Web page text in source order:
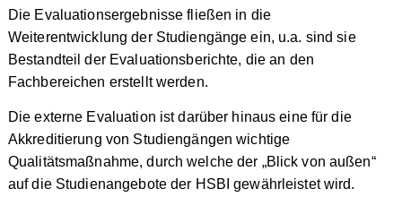
Die Evaluationsergebnisse fließen in die
Weiterentwicklung der Studiengänge ein, u.a. sind sie
Bestandteil der Evaluationsberichte, die an den
Fachbereichen erstellt werden.
Die externe Evaluation ist darüber hinaus eine für die
Akkreditierung von Studiengängen wichtige
Qualitätsmaßnahme, durch welche der „Blick von außen“
auf die Studienangebote der HSBI gewährleistet wird.